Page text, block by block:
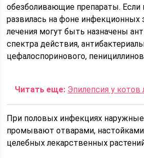
обезболивающие препараты. Если
развилась на фоне инфекционных
лечения могут быть назначены
спектра действия,
цефалоспоринового,
Читать еще: Эпилепсия у котов
При половых инфекциях
промывают отварами,
целебных лекарственных